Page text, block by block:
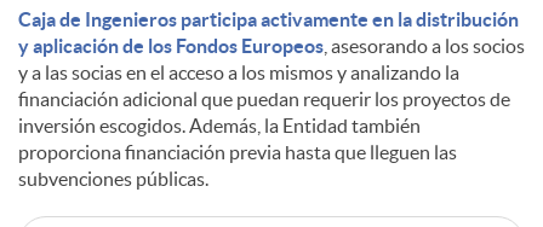
Caja de Ingenieros participa activamente en la distribución
y aplicación de los Fondos Europeos , asesorando a los socios
y a las socias en el acceso a los mismos y analizando la
financiación adicional que puedan requerir los proyectos de
inversión escogidos. Además, la Entidad también
proporciona financiación previa hasta que lleguen las
subvenciones públicas.